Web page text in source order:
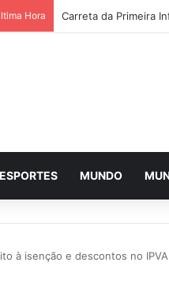
Hora
ESPORTES MUNDO
à isenção e descontos no IPVA